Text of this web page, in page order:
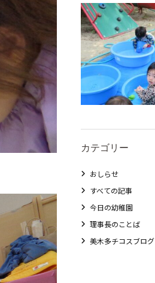
カテゴリー
おしらせ
すべての記事
今日の幼稚園
理事長のことば
美木多チコスブログ